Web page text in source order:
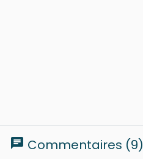
chat Commentaires (9)